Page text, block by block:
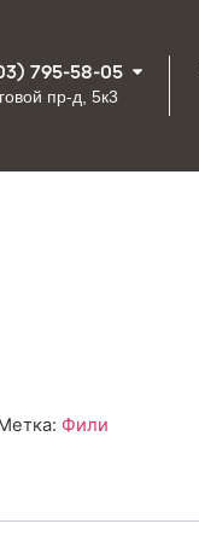
795-58-05
пр-д, 5к3
Фили